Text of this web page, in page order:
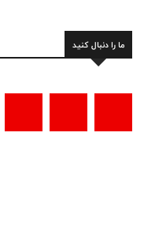
ما را دنبال کنید